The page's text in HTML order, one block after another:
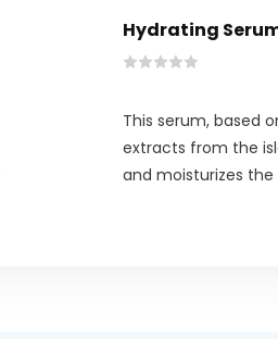
Hydrating
This serum, based
extracts from the
and moisturizes the